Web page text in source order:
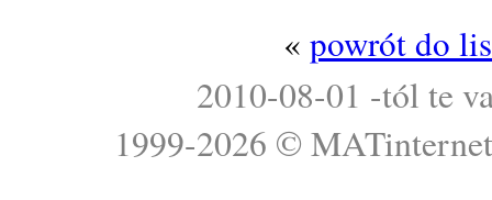
« powrót do
2010-08-01 -tól te
1999-2026 © MATinternet